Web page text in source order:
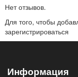
Нет отзывов.
Для того, чтобы
зарегистрироваться
Информация